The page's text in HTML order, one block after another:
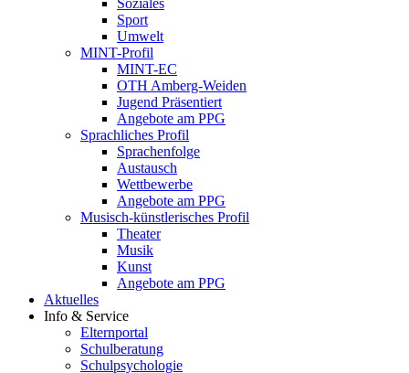
Soziales
Sport
Umwelt
MINT-Profil
MINT-EC
OTH Amberg-Weiden
Jugend Präsentiert
Angebote am PPG
Sprachliches Profil
Sprachenfolge
Austausch
Wettbewerbe
Angebote am PPG
Musisch-künstlerisches Profil
Theater
Musik
Kunst
Angebote am PPG
Aktuelles
Info & Service
Elternportal
Schulberatung
Schulpsychologie